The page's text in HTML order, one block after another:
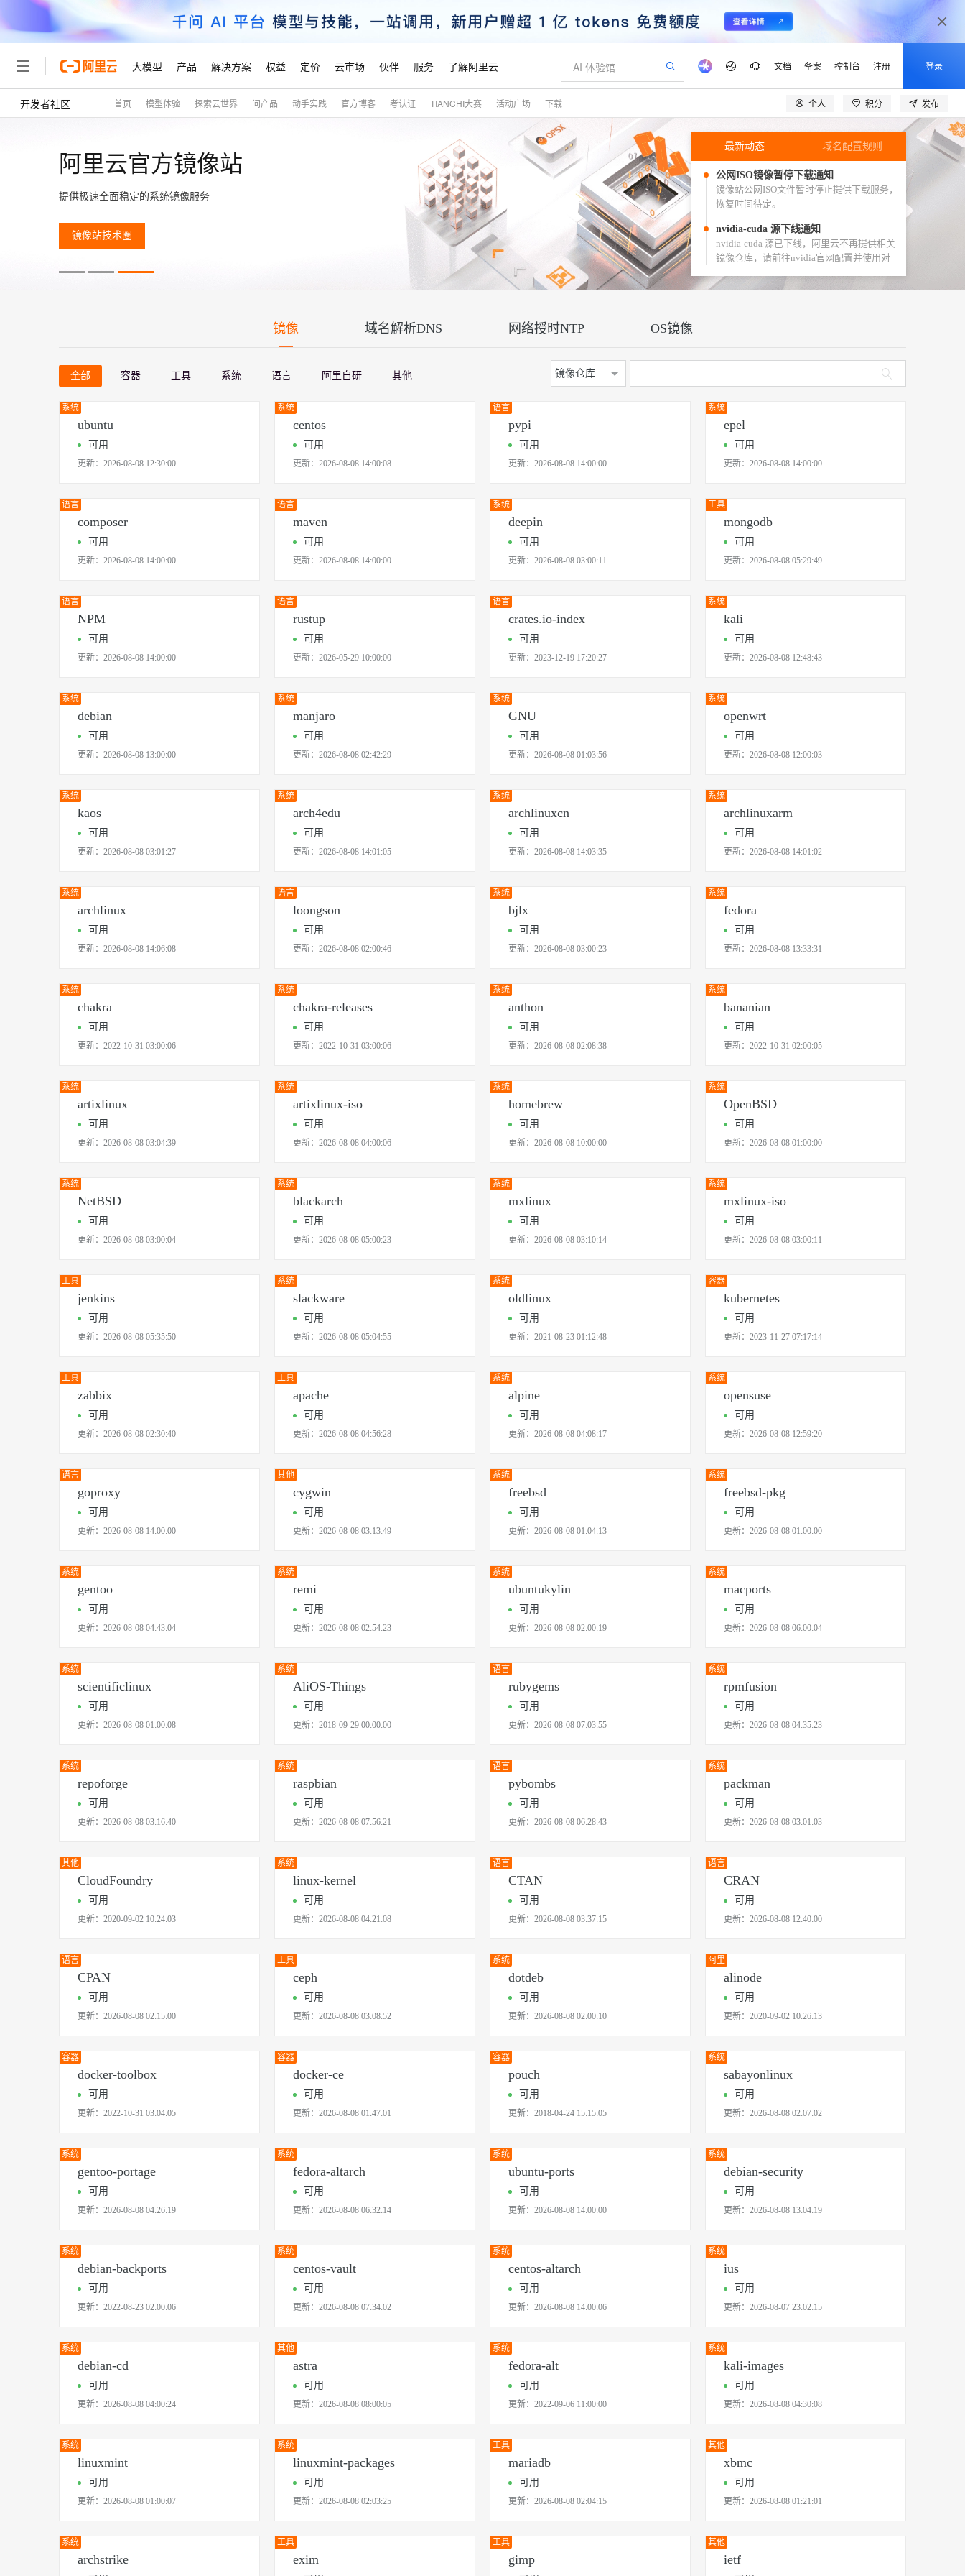
大模型 产品 解决方案 权益 定价 云市场 伙伴 服务 了解阿里云 文档 备案 控制台 注册 登录
开发者社区 首页 模型体验 探索云世界 问产品 动手实践 官方博客 考认证 TIANCHI大赛 活动广场 下载 个人 积分 发布
阿里云官方镜像站
提供极速全面稳定的系统镜像服务
镜像站技术圈
最新动态 域名配置规则
公网ISO镜像暂停下载通知
镜像站公网ISO文件暂时停止提供下载服务，
恢复时间待定。
nvidia-cuda 源下线通知
nvidia-cuda 源已下线，阿里云不再提供相关
镜像仓库，请前往nvidia官网配置并使用对
镜像 域名解析DNS 网络授时NTP OS镜像
全部 容器 工具 系统 语言 阿里自研 其他 镜像仓库
系统
ubuntu
可用
更新： 2026-08-08 12:30:00
系统
centos
可用
更新： 2026-08-08 14:00:08
语言
pypi
可用
更新： 2026-08-08 14:00:00
系统
epel
可用
更新： 2026-08-08 14:00:00
语言
composer
可用
更新： 2026-08-08 14:00:00
语言
maven
可用
更新： 2026-08-08 14:00:00
系统
deepin
可用
更新： 2026-08-08 03:00:11
工具
mongodb
可用
更新： 2026-08-08 05:29:49
语言
NPM
可用
更新： 2026-08-08 14:00:00
语言
rustup
可用
更新： 2026-05-29 10:00:00
语言
crates.io-index
可用
更新： 2023-12-19 17:20:27
系统
kali
可用
更新： 2026-08-08 12:48:43
系统
debian
可用
更新： 2026-08-08 13:00:00
系统
manjaro
可用
更新： 2026-08-08 02:42:29
系统
GNU
可用
更新： 2026-08-08 01:03:56
系统
openwrt
可用
更新： 2026-08-08 12:00:03
系统
kaos
可用
更新： 2026-08-08 03:01:27
系统
arch4edu
可用
更新： 2026-08-08 14:01:05
系统
archlinuxcn
可用
更新： 2026-08-08 14:03:35
系统
archlinuxarm
可用
更新： 2026-08-08 14:01:02
系统
archlinux
可用
更新： 2026-08-08 14:06:08
语言
loongson
可用
更新： 2026-08-08 02:00:46
系统
bjlx
可用
更新： 2026-08-08 03:00:23
系统
fedora
可用
更新： 2026-08-08 13:33:31
系统
chakra
可用
更新： 2022-10-31 03:00:06
系统
chakra-releases
可用
更新： 2022-10-31 03:00:06
系统
anthon
可用
更新： 2026-08-08 02:08:38
系统
bananian
可用
更新： 2022-10-31 02:00:05
系统
artixlinux
可用
更新： 2026-08-08 03:04:39
系统
artixlinux-iso
可用
更新： 2026-08-08 04:00:06
系统
homebrew
可用
更新： 2026-08-08 10:00:00
系统
OpenBSD
可用
更新： 2026-08-08 01:00:00
系统
NetBSD
可用
更新： 2026-08-08 03:00:04
系统
blackarch
可用
更新： 2026-08-08 05:00:23
系统
mxlinux
可用
更新： 2026-08-08 03:10:14
系统
mxlinux-iso
可用
更新： 2026-08-08 03:00:11
工具
jenkins
可用
更新： 2026-08-08 05:35:50
系统
slackware
可用
更新： 2026-08-08 05:04:55
系统
oldlinux
可用
更新： 2021-08-23 01:12:48
容器
kubernetes
可用
更新： 2023-11-27 07:17:14
工具
zabbix
可用
更新： 2026-08-08 02:30:40
工具
apache
可用
更新： 2026-08-08 04:56:28
系统
alpine
可用
更新： 2026-08-08 04:08:17
系统
opensuse
可用
更新： 2026-08-08 12:59:20
语言
goproxy
可用
更新： 2026-08-08 14:00:00
其他
cygwin
可用
更新： 2026-08-08 03:13:49
系统
freebsd
可用
更新： 2026-08-08 01:04:13
系统
freebsd-pkg
可用
更新： 2026-08-08 01:00:00
系统
gentoo
可用
更新： 2026-08-08 04:43:04
系统
remi
可用
更新： 2026-08-08 02:54:23
系统
ubuntukylin
可用
更新： 2026-08-08 02:00:19
系统
macports
可用
更新： 2026-08-08 06:00:04
系统
scientificlinux
可用
更新： 2026-08-08 01:00:08
系统
AliOS-Things
可用
更新： 2018-09-29 00:00:00
语言
rubygems
可用
更新： 2026-08-08 07:03:55
系统
rpmfusion
可用
更新： 2026-08-08 04:35:23
系统
repoforge
可用
更新： 2026-08-08 03:16:40
系统
raspbian
可用
更新： 2026-08-08 07:56:21
语言
pybombs
可用
更新： 2026-08-08 06:28:43
系统
packman
可用
更新： 2026-08-08 03:01:03
其他
CloudFoundry
可用
更新： 2020-09-02 10:24:03
系统
linux-kernel
可用
更新： 2026-08-08 04:21:08
语言
CTAN
可用
更新： 2026-08-08 03:37:15
语言
CRAN
可用
更新： 2026-08-08 12:40:00
语言
CPAN
可用
更新： 2026-08-08 02:15:00
工具
ceph
可用
更新： 2026-08-08 03:08:52
系统
dotdeb
可用
更新： 2026-08-08 02:00:10
阿里
alinode
可用
更新： 2020-09-02 10:26:13
容器
docker-toolbox
可用
更新： 2022-10-31 03:04:05
容器
docker-ce
可用
更新： 2026-08-08 01:47:01
容器
pouch
可用
更新： 2018-04-24 15:15:05
系统
sabayonlinux
可用
更新： 2026-08-08 02:07:02
系统
gentoo-portage
可用
更新： 2026-08-08 04:26:19
系统
fedora-altarch
可用
更新： 2026-08-08 06:32:14
系统
ubuntu-ports
可用
更新： 2026-08-08 14:00:00
系统
debian-security
可用
更新： 2026-08-08 13:04:19
系统
debian-backports
可用
更新： 2022-08-23 02:00:06
系统
centos-vault
可用
更新： 2026-08-08 07:34:02
系统
centos-altarch
可用
更新： 2026-08-08 14:00:06
系统
ius
可用
更新： 2026-08-07 23:02:15
系统
debian-cd
可用
更新： 2026-08-08 04:00:24
其他
astra
可用
更新： 2026-08-08 08:00:05
系统
fedora-alt
可用
更新： 2022-09-06 11:00:00
系统
kali-images
可用
更新： 2026-08-08 04:30:08
系统
linuxmint
可用
更新： 2026-08-08 01:00:07
系统
linuxmint-packages
可用
更新： 2026-08-08 02:03:25
工具
mariadb
可用
更新： 2026-08-08 02:04:15
其他
xbmc
可用
更新： 2026-08-08 01:21:01
系统
archstrike
工具
exim
工具
gimp
其他
ietf
大模型
千问官方 MaaS 平台，为开发者和 Agent 而生，新用户赠送 1 亿 + tokens 额度
大模型服务平台百炼
为企业打造的大模型服务与应用开发平台
Qwen3.7-Plus
能看、能想、能动手的多模态智能体模型
Qwen3-VL-Plus
NEW
Kimi 最新旗舰模型，长程编程与推理利器
Deepseek-v4-pro
1M上下文，专为长程任务能力而生
图片和视频生成
HappyHorse-1.1-T2V
让文字生成流畅细腻的高质量视频
HappyHorse-1.1-I2V
Wan2.7-T2V
语音识别与合成
Qwen3-TTS-Flash
离线语音合成大模型，多语言方言自适应，低延迟高稳定
Fun-ASR
千问AI平台-模型体验
丰富多元化的应用模版和解决方案
大模型原生应用
大模型解决方案
10 分钟在聊天系统中增加一个 AI 助手
即刻拥有 DeepSeek-R1 满血版
多种方案随心选，轻松解锁专属 DeepSeek
超强辅助，Bolt.diy 一步搞定创意建站
通过自然语言交互简化开发流程,全栈开发支持
产品
精选产品
人工智能与机器学习
中间件
大数据计算
媒体服务
企业服务与云通信
域名与网站
Serverless
专有云
精选产品
大模型服务平台百炼
大模型服务与应用平台
大数据开发治理平台 DataWorks
域名与网站
提供智能易用的域名与建站服务
千问大模型 大模型
多元化、高性能、安全可靠的大模型服务
数字证书管理服务（原SSL证书）
实现全站HTTPS，呈现可信的WEB访问
Qoder
Qoder CN
云原生大数据计算服务 MaxCompute
云服务器 ECS
安全可靠、弹性可伸缩的云计算服务
对象存储 OSS
无影云电脑
随时随地安全接入的云上超级电脑
短信服务
云原生数据库 PolarDB
容器服务 Kubernetes 版 ACK
产品动态
Qwen3.8-Max 模型上线
持视频检索 Pipeline 功能
应用身份服务 (IDaaS)
OpenClaw 管理能力上线
MaxCompute MaxFrame 提
AI 原生数据库服务发布
解决方案
精选解决方案
可观测
精选解决方案
千问办公，解锁你的工作新方式
企业级Agent产品，直接交付可用成果
睿译宝，AI翻译排版一步到位 NEW
上传文档即自动完成翻译和格式还原
GLM-5.2：长任务时代开源旗舰模型
Hermes Agent，打造自进化智能体
自主进化，持久记忆，越用越聪明
Claude Code + GStack 打造工程团队
Qwen Audio：打造专属 AI 语音助手
Qwen-Audio-3.0-Realtime 端到端实时语音角色扮演
即刻拥有 DeepSeek-V4-Pro
轻松解锁专属 DeepSeek-V4-Pro
5 分钟轻松部署专属 QwenPaw HOT
从聊天伙伴进化为能主动干活的本地数字员工
低代码高效构建企业门户网站
一句话生成原生可编辑精美 PPT 文稿
输入一句话想法, 轻松生成专业的 PPT
一键部署幻兽帕鲁游戏服务器
一键购买专属联机服务器，轻松开启游戏
漫剧工坊：一站式动画创作平台
快速生产连贯的高质量长漫剧
10 分钟搭建微信、支付宝小程序
权益 普惠上云
普惠上云 官方力荐
云服务器38元/年起，超值低价云产品抢先购
解决方案免费试用 新老同享
最高领取价值200元试用点，立即开启云上创新
AI 产品 免费试用
140+云产品 免费试用
大模型ACA认证体验
AI 特惠
智启 AI 普惠权益
至高享 1亿+免费 tokens，加速 Al 应用落地
阿里云 OPC 创新助力计划
至高百万元 Token 补贴，加速一人公司成长
Token Plan 模型订阅计划
Qwen3.8-Max 首发尝鲜，限时加量 10 倍，夜间低至2折
千问办公，限时限量积分加倍 NEW
万小智 AI 建站低至 15元/月
Night Plan 支持 Qwen 3.8-Max
AI 场景体验
AI Coding
智能编程，一键开启高性价比 AI 编程新体验
AI 电商营销
从图文生成到视频创作，一键激活电商全链路生产力
AI 广告创作
图文、视频一站生成，高效打造优质广告素材
AI 建站
AI 办公
AI 活动
AI 生产力先锋
先锋实践拓展 AI 生产力的边界
飞天发布时刻
AI 实训营
从基础到进阶，Agent 创客手把手教你
定价 产品定价 价格计算器
自助选配和估算价格
价格优势
推动算力普惠，释放技术红利
配置报价器
一站式生成采购清单，支持单品或批量购买
至高可申请百万元
Token 补贴，五大权
益加速 OPC 成功
云市场 精选商城
网站建设
AI空中课堂在线直播课堂（旗舰版）
开发者生态解决方案
AI 开发和 AI 应用解决方案
数据与 API
手机三要素
身份实名认证
发票查验
快递物流查询
企业应用
基础软件
Windows
宝塔 Linux
CentOS
Docker
JAVA
全能环境
Ubuntu
Red Hat
定制小程序
专业服务
商标
备案
公司注册
上云迁移
代维服务
主机安全
AI 应用
大模型
伙伴 成为销售伙伴
分销伙伴
成为产品伙伴
产品生态集成认证中心
产品生态伙伴
产品生态伙伴工作台
产品伙伴合作计划
阿里云MaaS产品伙伴计划（繁花）
弹性计算合作计划
云存储合作计划
数据库合作计划
云网络合作计划
Salesforce On Alibaba Cloud ISV 合作
成为服务伙伴
服务生态伙伴
服务伙伴合作计划
Al MaaS 服务伙伴赋能合作
伙伴信用分合作计划
更多支持
合作伙伴培训与认证
查询合作伙伴
服务 售前咨询
在线服务
企业增值服务
企业支持计划
专家技术服务
企业增值服务台
企业成长
阿里云认证
大模型认证
全部认证
训练营
信息公告
官网公告
开发者社区
问答
电子书
镜像站
我要反馈
了解阿里云 为什么选择阿里云
什么是云计算
云开发大赛
最佳实践
云上春晚
云上奥运之旅
云栖战略参考
云上的中国
金融模力时刻
市场活动
2026 阿里云峰会
阿里云中企出海大会
云栖大会
活动全景
魔搭 ModelScope
云工开物
加入我们
社会招聘
校园招聘